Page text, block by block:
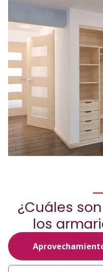
nuestros servicios
adaptado a tus
Puertas San Juan y
de madera en Ferrol .
cocina, salón,
¿Cuáles
los